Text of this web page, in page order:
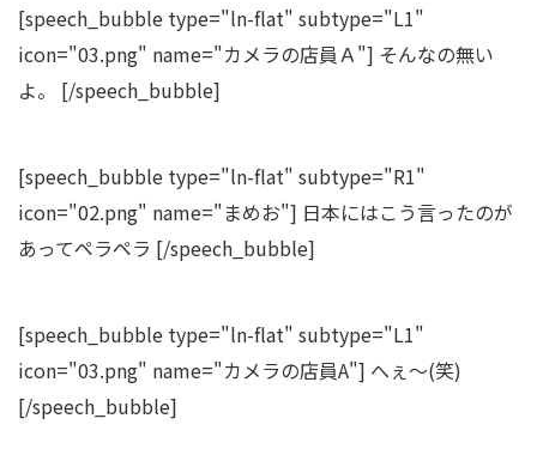
[speech_bubble type="ln-flat" subtype="L1"
icon="03.png" name="カメラの店員Ａ"] そんなの無い
よ。 [/speech_bubble]
[speech_bubble type="ln-flat" subtype="R1"
icon="02.png" name="まめお"] 日本にはこう言ったのが
あってペラペラ [/speech_bubble]
[speech_bubble type="ln-flat" subtype="L1"
icon="03.png" name="カメラの店員A"] へぇ～(笑)
[/speech_bubble]